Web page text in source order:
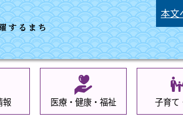
本文
報 医療・健康・福祉 子育て